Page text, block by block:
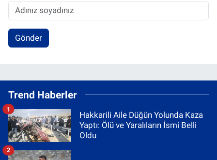
Gönder
Trend Haberler
Hakkarili Aile Düğün Yolunda Kaza
Yaptı: Ölü ve Yaralıların İsmi Belli
Oldu
1
2